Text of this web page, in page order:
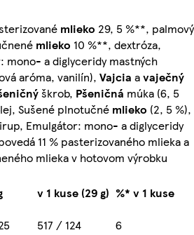
mlieko 29, 5 %**, palmový
mlieko 10 %**, dextróza,
mono- a diglyceridy mastných
aróma, vanilín), Vajcia avaječný
škrob, Pšeničná múka (6, 5
Sušené plnotučné mlieko (2, 5 %),
Emulgátor: mono- a diglyceridy
11 % pasterizovaného mlieka a
mlieka v hotovom výrobku
v 1 kuse (29 g) %* v 1 kuse
517 / 124
6